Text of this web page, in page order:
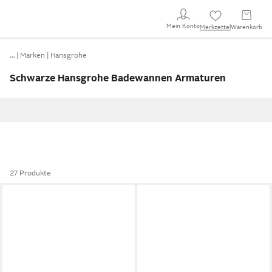
Mein KontoMerkzettel Warenkorb
… Marken Hansgrohe
Schwarze Hansgrohe Badewannen Armaturen
27 Produkte